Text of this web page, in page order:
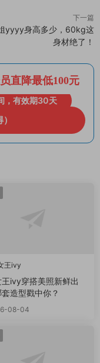
下一篇
yyyy身高多少，60kg这
身材绝了！
直降最低100元
，有效期30天
王ivy
ivy穿搭美照新鲜出
造型戳中你？
08-04